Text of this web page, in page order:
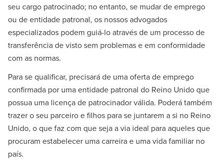
seu cargo patrocinado; no entanto, se mudar de emprego
ou de entidade patronal, os nossos advogados
especializados podem guiá-lo através de um processo de
transferência de visto sem problemas e em conformidade
com as normas.
Para se qualificar, precisará de uma oferta de emprego
confirmada por uma entidade patronal do Reino Unido que
possua uma licença de patrocinador válida. Poderá também
trazer o seu parceiro e filhos para se juntarem a si no Reino
Unido, o que faz com que seja a via ideal para aqueles que
procuram estabelecer uma carreira e uma vida familiar no
país.